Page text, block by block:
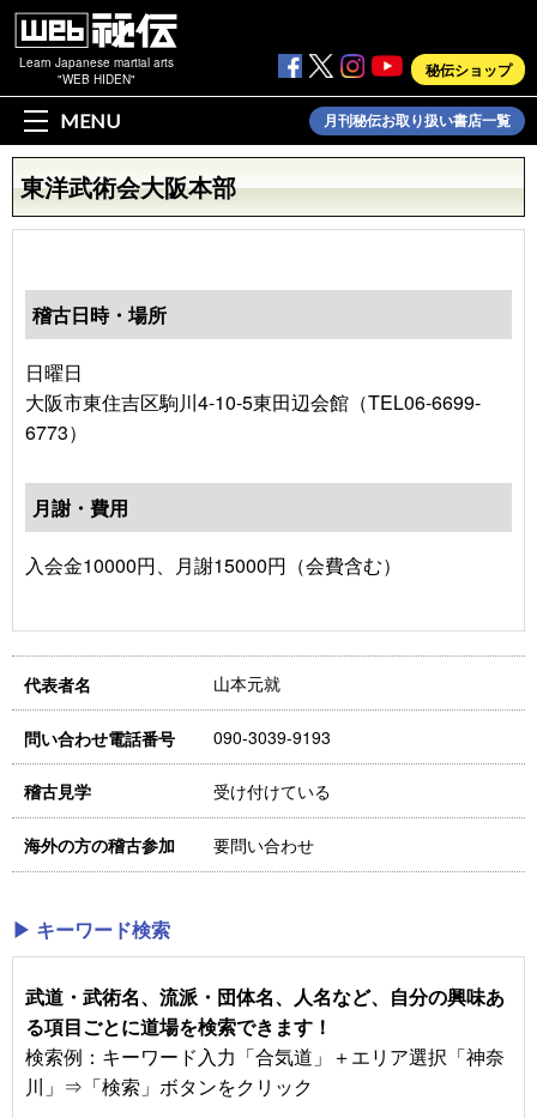
Learn Japanese martial arts
"WEB HIDEN"
秘伝ショップ
MENU 月刊秘伝お取り扱い書店一覧
東洋武術会大阪本部
稽古日時・場所
日曜日
大阪市東住吉区駒川4-10-5東田辺会館（TEL06-6699-
6773）
月謝・費用
入会金10000円、月謝15000円（会費含む）
代表者名 山本元就
問い合わせ電話番号 090-3039-9193
稽古見学 受け付けている
海外の方の稽古参加 要問い合わせ
▶ キーワード検索
武道・武術名、流派・団体名、人名など、自分の興味あ
る項目ごとに道場を検索できます！
検索例：キーワード入力「合気道」＋エリア選択「神奈
川」⇒「検索」ボタンをクリック